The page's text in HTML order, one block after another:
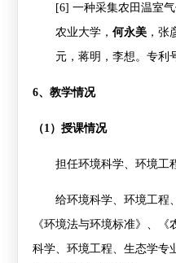
[6] 一种采集农田温室
农业大学， 何永美，张
元，蒋明，李想。专利
6、教学情况
（1 ）授课情况
担任环境科学、环境工
给环境科学、环境工程
《环境法与环境标准》、
科学、环境工程、生态学专